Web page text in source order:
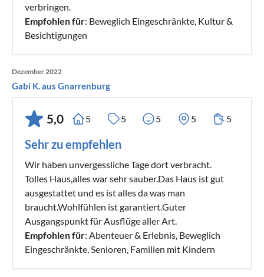
verbringen.
Empfohlen für: Beweglich Eingeschränkte, Kultur &
Besichtigungen
Dezember 2022
Gabi K. aus Gnarrenburg
5,0 5 5 5 5 5
Sehr zu empfehlen
Wir haben unvergessliche Tage dort verbracht.
Tolles Haus,alles war sehr sauber.Das Haus ist gut
ausgestattet und es ist alles da was man
braucht.Wohlfühlen ist garantiert.Guter
Ausgangspunkt für Ausflüge aller Art.
Empfohlen für: Abenteuer & Erlebnis, Beweglich
Eingeschränkte, Senioren, Familien mit Kindern